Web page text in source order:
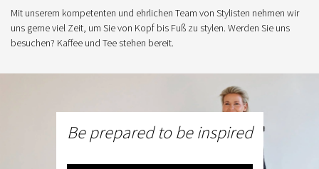
Mit unserem kompetenten und ehrlichen Team von Stylisten nehmen wir
uns gerne viel Zeit, um Sie von Kopf bis Fuß zu stylen. Werden Sie uns
besuchen? Kaffee und Tee stehen bereit.
Be prepared to be inspired